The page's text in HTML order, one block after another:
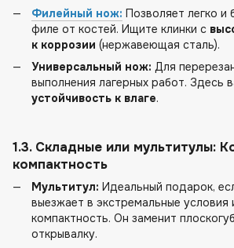
Филейный нож: Позволяет легко и
филе от костей. Ищите клинки с
к коррозии (нержавеющая сталь).
Универсальный нож: Для
выполнения лагерных работ. Здесь
устойчивость к влаге.
1.3. Складные или мультитулы:
компактность
Мультитул: Идеальный подарок,
выезжает в экстремальные условия
компактность. Он заменит
открывалку.